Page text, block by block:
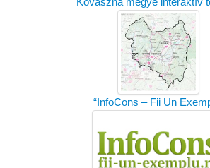
“InfoCons – Fii Un